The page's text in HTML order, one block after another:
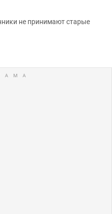
не принимают старые